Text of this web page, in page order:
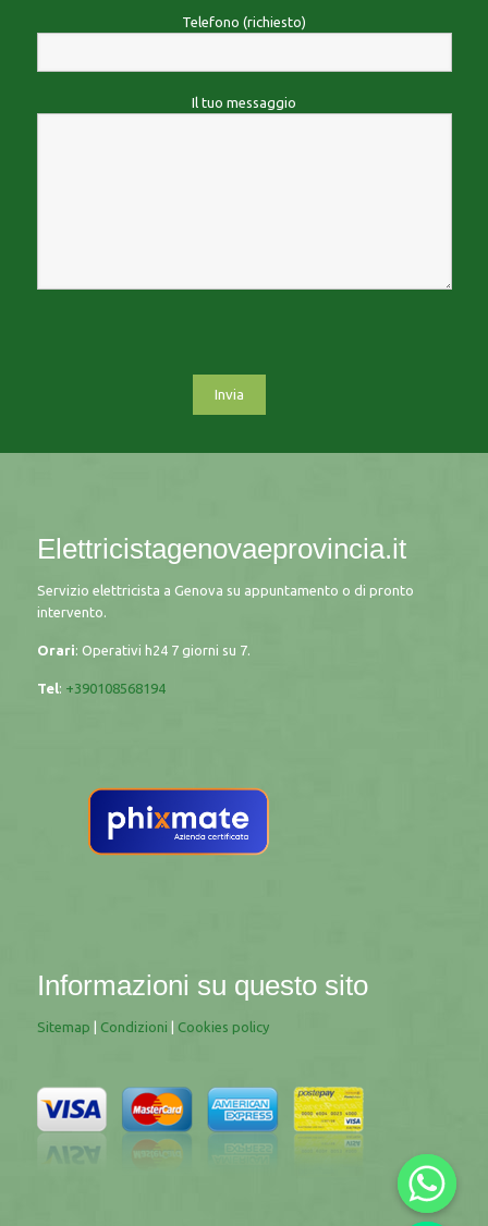
Telefono (richiesto)
Il tuo messaggio
Elettricistagenovaeprovincia.it
Servizio elettricista a Genova su appuntamento o di pronto
intervento.
Orari: Operativi h24 7 giorni su 7.
Tel: +390108568194
Informazioni su questo sito
Sitemap Condizioni Cookies policy